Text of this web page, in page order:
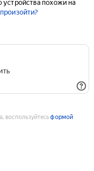
устройства похожи на
воспользуйтесьформой